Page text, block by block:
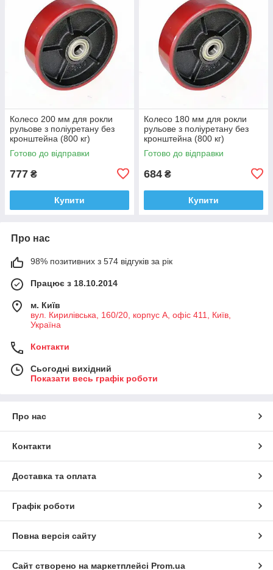
Колесо 200 мм для рокли
рульове з поліуретану без
кронштейна (800 кг)
Готово до відправки
777 ₴
Купити
Колесо 180 мм для рокли
рульове з поліуретану без
кронштейна (800 кг)
Готово до відправки
684 ₴
Купити
Про нас
98% позитивних з 574 відгуків за рік
Працює з 18.10.2014
м. Київ
вул. Кирилівська, 160/20, корпус А, офіс 411, Київ,
Україна
Контакти
Сьогодні вихідний
Показати весь графік роботи
Про нас
Контакти
Доставка та оплата
Графік роботи
Повна версія сайту
Сайт створено на маркетплейсі Prom.ua